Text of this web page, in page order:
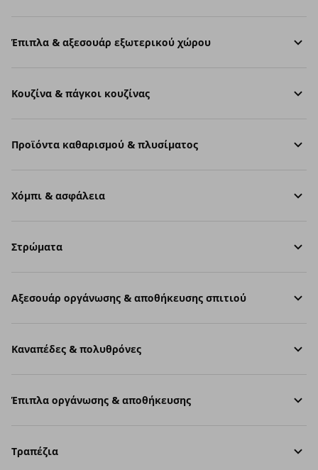
Έπιπλα & αξεσουάρ εξωτερικού χώρου
Κουζίνα & πάγκοι κουζίνας
Προϊόντα καθαρισμού & πλυσίματος
Χόμπι & ασφάλεια
Στρώματα
Aξεσουάρ οργάνωσης & αποθήκευσης σπιτιού
Καναπέδες & πολυθρόνες
Έπιπλα οργάνωσης & αποθήκευσης
Τραπέζια